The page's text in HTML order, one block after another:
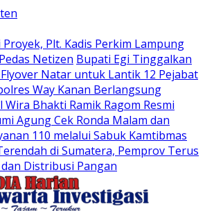
Plt. Kadis Perkim Lampung
Netizen Bupati Egi Tinggalkan
Natar untuk Lantik 12 Pejabat
Way Kanan Berlangsung
Bhakti Ramik Ragom Resmi
Agung Cek Ronda Malam dan
110 melalui Sabuk Kamtibmas
di Sumatera, Pemprov Terus
Distribusi Pangan